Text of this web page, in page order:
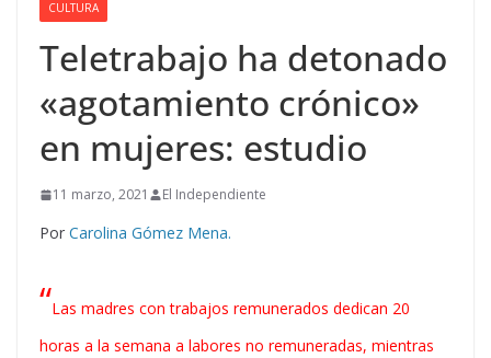
CULTURA
Teletrabajo ha detonado
«agotamiento crónico»
en mujeres: estudio
11 marzo, 2021 El Independiente
Por Carolina Gómez Mena.
“Las madres con trabajos remunerados dedican 20
horas a la semana a labores no remuneradas, mientras